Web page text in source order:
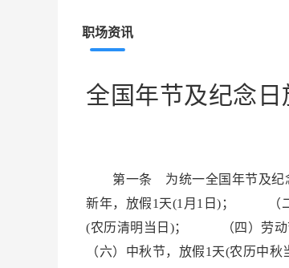
职场资讯
全国年节及纪念日
第一条 为统一全国年节及
新年，放假1天(1月1日)； （
(农历清明当日)； （四）劳
（六）中秋节，放假1天(农历